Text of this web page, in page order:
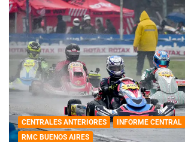
CENTRALES ANTERIORES
INFORME CENTRAL
RMC BUENOS AIRES